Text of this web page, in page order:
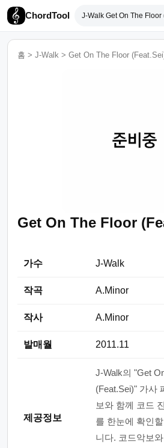
ChordTool
홈 > J-Walk > Get On The Floor
Get On The Floor
가수 J-Walk
작곡 A.Minor
작사 A.Minor
발매월 2011.11
제공정보
J-Walk의 "Get
(Feat.Sei)" 가사
보와 함께 코드
를 한눈에 확인
니다. 코드악보